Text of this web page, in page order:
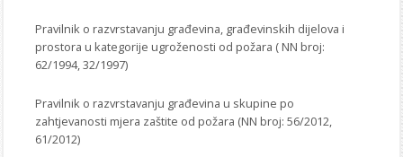
Pravilnik o razvrstavanju građevina, građevinskih dijelova i
prostora u kategorije ugroženosti od požara ( NN broj:
62/1994, 32/1997)
Pravilnik o razvrstavanju građevina u skupine po
zahtjevanosti mjera zaštite od požara (NN broj: 56/2012,
61/2012)